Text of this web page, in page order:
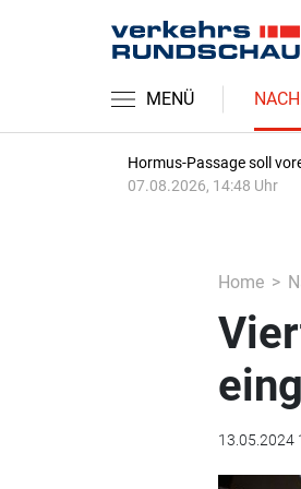
MENÜ
Hormus-Passage soll
07.08.2026, 14:48 Uhr
Home
13.05.2024